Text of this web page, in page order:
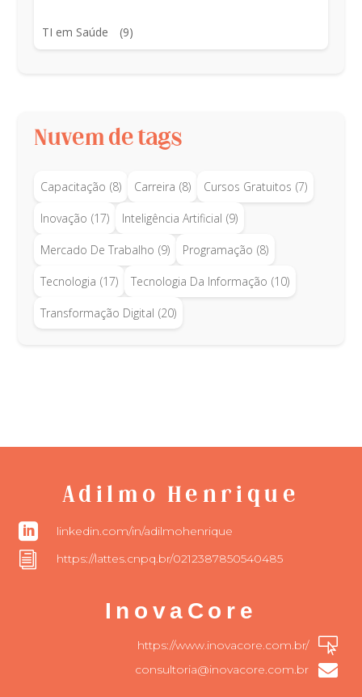
TI em Saúde (9)
Nuvem de tags
Capacitação (8) Carreira (8) Cursos Gratuitos (7)
Inovação (17) Inteligência Artificial (9)
Mercado De Trabalho (9) Programação (8)
Tecnologia (17) Tecnologia Da Informação (10)
Transformação Digital (20)
Adilmo Henrique
 linkedin.com/in/adilmohenrique
i https://lattes.cnpq.br/0212387850540485
InovaCore

https://www.inovacore.com.br/

consultoria@inovacore.com.br